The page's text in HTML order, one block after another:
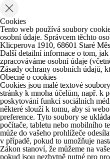
Cookies
Tento web používá soubory
osobní údaje. Správcem těchto
Klicperova 1910, 68601 Staré
Další detailní informace o tom,
zpracováváme osobní údaje
Zásady ochrany osobních údajů,
Obecně o cookies
Cookies jsou malé textové
stránky k mnoha účelům, např. k
poskytování funkcí sociálních
některé slouží k tomu, aby si
preference. Tyto soubory se
počítače, tabletu nebo mobilního
může do vašeho prohlížeče
v případě, pokud to umožňuje
Zákon stanoví, že můžeme na
pokud jsou nezbytně nutné pro